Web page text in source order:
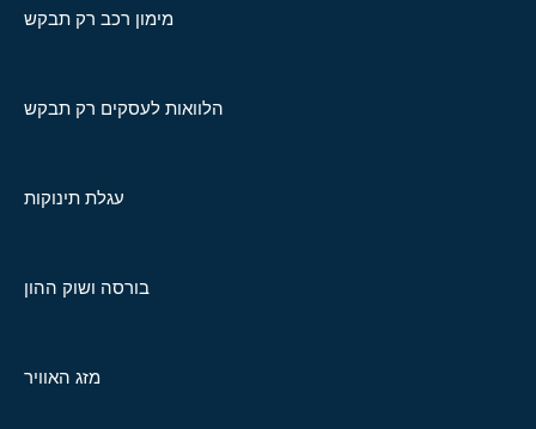
מימון רכב רק תבקש
הלוואות לעסקים רק תבקש
עגלת תינוקות
בורסה ושוק ההון
מזג האוויר